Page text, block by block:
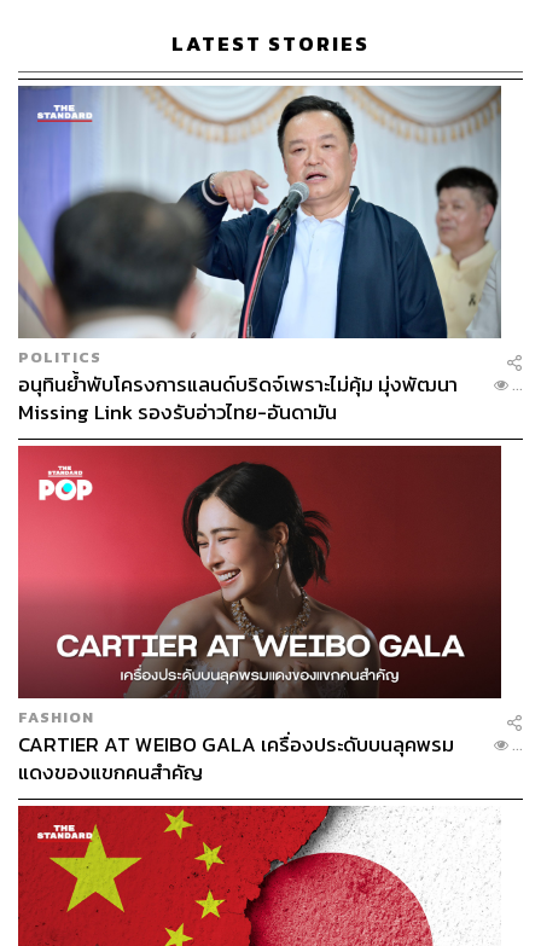
LATEST STORIES
POLITICS
อนุทินย้ำพับโครงการแลนด์บริดจ์เพราะไม่คุ้ม มุ่งพัฒนา
Missing Link รองรับอ่าวไทย-อันดามัน
...
FASHION
CARTIER AT WEIBO GALA เครื่องประดับบนลุคพรม
แดงของแขกคนสำคัญ
...